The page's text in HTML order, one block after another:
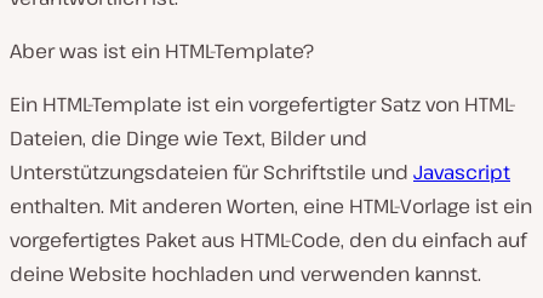
Aber was ist ein HTML-Template?
Ein HTML-Template ist ein vorgefertigter Satz von HTML-
Dateien, die Dinge wie Text, Bilder und
Unterstützungsdateien für Schriftstile und Javascript
enthalten. Mit anderen Worten, eine HTML-Vorlage ist ein
vorgefertigtes Paket aus HTML-Code, den du einfach auf
deine Website hochladen und verwenden kannst.